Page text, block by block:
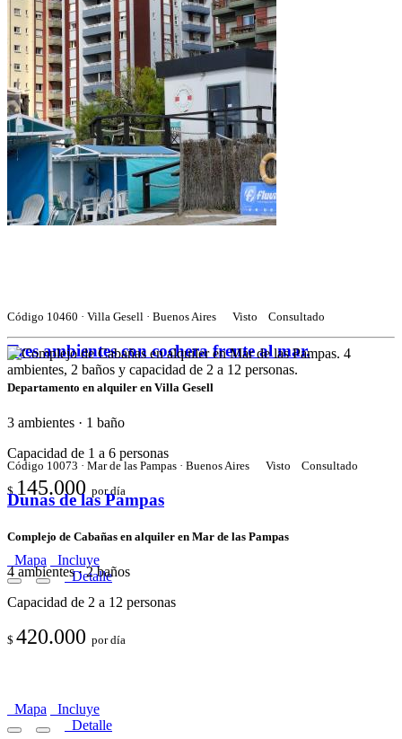
Código 10460 · Villa Gesell · Buenos Aires Visto Consultado
Tres ambientes con cochera frente al mar.
Departamento en alquiler en Villa Gesell
3 ambientes · 1 baño
Capacidad de 1 a 6 personas
$145.000 por día
Mapa
Incluye
Detalle
Código 10073 · Mar de las Pampas · Buenos Aires Visto Consultado
Dunas de las Pampas
Complejo de Cabañas en alquiler en Mar de las Pampas
4 ambientes · 2 baños
Capacidad de 2 a 12 personas
$ 420.000 por día
Mapa
Incluye
Detalle